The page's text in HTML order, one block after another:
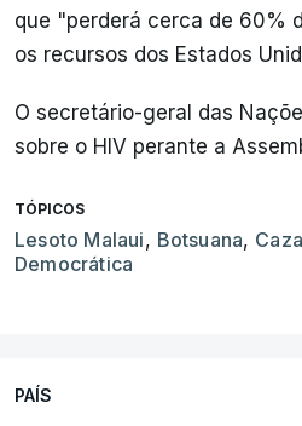
que "perderá cerca de 60%
os recursos dos Estados
O secretário-geral das
sobre o HIV perante a
TÓPICOS
Lesoto Malaui, Botsuana,
Democrática
PAÍS